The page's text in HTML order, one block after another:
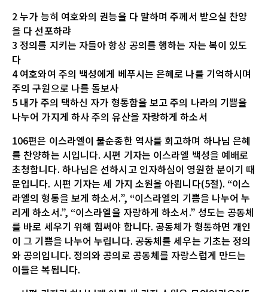
2 누가 능히 여호와의 권능을 다 말하며 주께서 받으실 찬양
을 다 선포하랴
3 정의를 지키는 자들아 항상 공의를 행하는 자는 복이 있도
다
4 여호와여 주의 백성에게 베푸시는 은혜로 나를 기억하시며
주의 구원으로 나를 돌보사
5 내가 주의 택하신 자가 형통함을 보고 주의 나라의 기쁨을
나누어 가지게 하사 주의 유산을 자랑하게 하소서
106편은 이스라엘이 불순종한 역사를 회고하며 하나님 은혜
를 찬양하는 시입니다. 시편 기자는 이스라엘 백성을 예배로
초청합니다. 하나님은 선하시고 인자하심이 영원한 분이기 때
문입니다. 시편 기자는 세 가지 소원을 아룁니다(5절). “이스
라엘의 형통을 보게 하소서.”, “이스라엘의 기쁨을 나누어 누
리게 하소서.”, “이스라엘을 자랑하게 하소서.” 성도는 공동체
를 바로 세우기 위해 힘써야 합니다. 공동체가 형통하면 개인
이 그 기쁨을 나누어 누립니다. 공동체를 세우는 기초는 정의
와 공의입니다. 정의와 공의로 공동체를 자랑스럽게 만드는
이들은 복됩니다.